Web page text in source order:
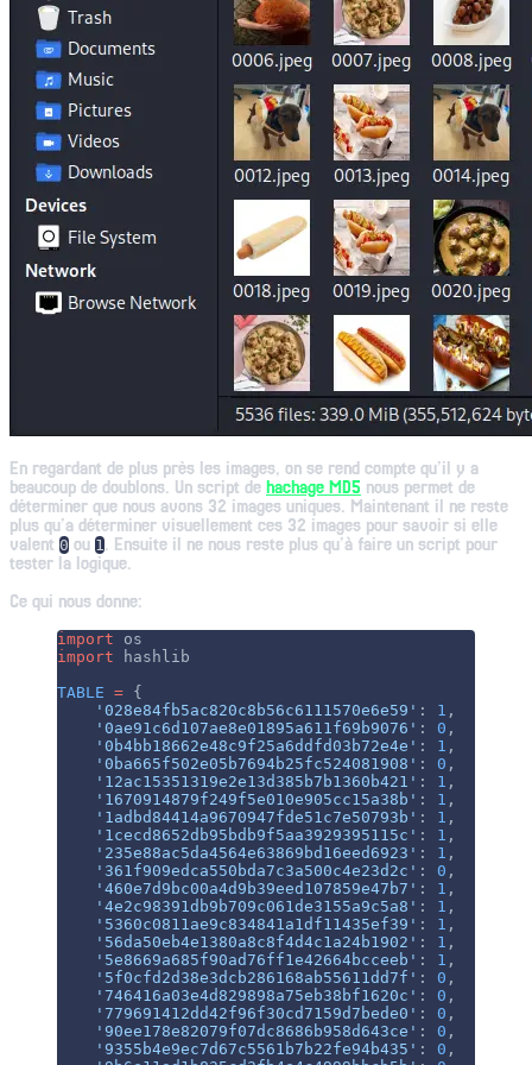
En regardant de plus près les images, on se rend compte qu’il y a
beaucoup de doublons. Un script de hachage MD5 nous permet de
déterminer que nous avons 32 images uniques. Maintenant il ne reste
plus qu’a déterminer visuellement ces 32 images pour savoir si elle
valent 0 ou 1. Ensuite il ne nous reste plus qu’à faire un script pour
tester la logique.
Ce qui nous donne:
import os
import hashlib
TABLE = {
    '028e84fb5ac820c8b56c6111570e6e59'
: 1 ,
    '0ae91c6d107ae8e01895a611f69b9076'
: 0 ,
    '0b4bb18662e48c9f25a6ddfd03b72e4e'
: 1 ,
    '0ba665f502e05b7694b25fc524081908'
: 0 ,
    '12ac15351319e2e13d385b7b1360b421'
: 1 ,
    '1670914879f249f5e010e905cc15a38b'
: 1 ,
    '1adbd84414a9670947fde51c7e50793b'
: 1 ,
    '1cecd8652db95bdb9f5aa3929395115c'
: 1 ,
    '235e88ac5da4564e63869bd16eed6923'
: 1 ,
    '361f909edca550bda7c3a500c4e23d2c'
: 0 ,
    '460e7d9bc00a4d9b39eed107859e47b7'
: 1 ,
    '4e2c98391db9b709c061de3155a9c5a8'
: 1 ,
    '5360c0811ae9c834841a1df11435ef39'
: 1 ,
    '56da50eb4e1380a8c8f4d4c1a24b1902'
: 1 ,
    '5e8669a685f90ad76ff1e42664bcceeb'
: 1 ,
    '5f0cfd2d38e3dcb286168ab55611dd7f'
: 0 ,
    '746416a03e4d829898a75eb38bf1620c'
: 0 ,
    '779691412dd42f96f30cd7159d7bede0'
: 0 ,
    '90ee178e82079f07dc8686b958d643ce'
: 0 ,
    '9355b4e9ec7d67c5561b7b22fe94b435'
: 0 ,